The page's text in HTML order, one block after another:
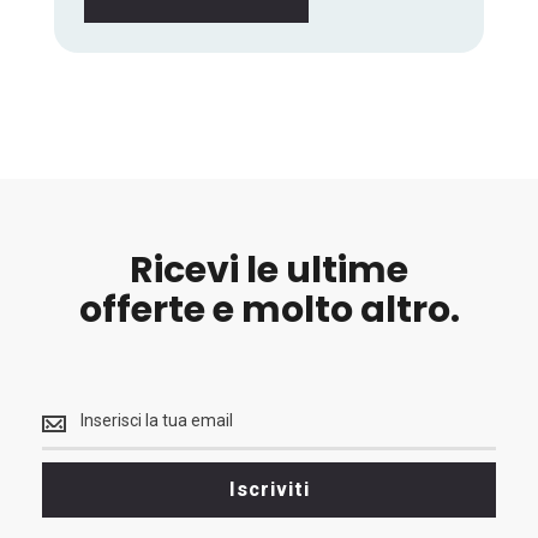
Ricevi le ultime
offerte e molto altro.
le
ultime
<br>
Iscriviti